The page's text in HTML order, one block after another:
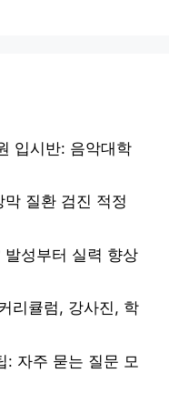
입시반: 음악대학
질환 검진 적정
발성부터 실력 향상
리큘럼, 강사진, 학
: 자주 묻는 질문 모